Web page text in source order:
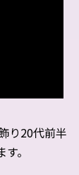
り20代前半
。